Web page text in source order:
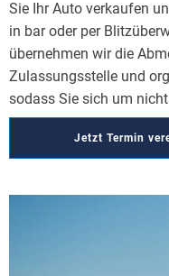
Sie Ihr Auto verkaufen
in bar oder per
übernehmen wir die
Zulassungsstelle und
sodass Sie sich um
Jetzt Termin